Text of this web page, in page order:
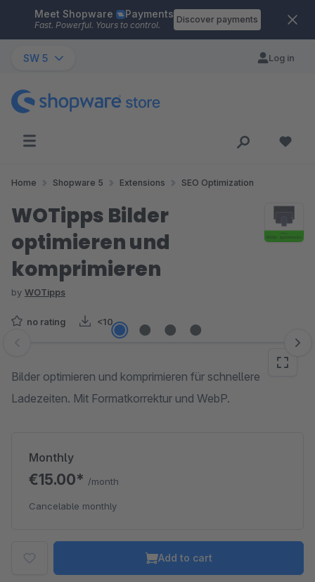
Skip to main content
Meet Shopware Payments
Fast. Powerful. Yours to control.
Discover payments
SW 5 Log in
Home Shopware 5 Extensions SEO Optimization
WOTipps Bilder
optimieren und
komprimieren
by WOTipps
no rating <10
Skip image gallery
Bilder optimieren und komprimieren für schnellere
Ladezeiten. Mit Formatkorrektur und WebP.
Monthly
€15.00* /month
Cancelable monthly
Add to cart